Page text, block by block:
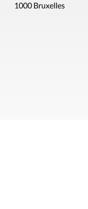
1000 Bruxelles